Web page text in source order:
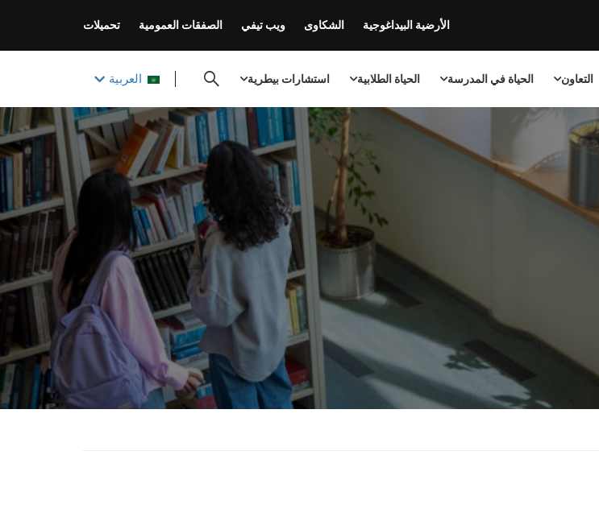
الأرضية البيداغوجية الشكاوى ويب تيفي الصفقات العمومية تحميلات
التعاون الحياة في المدرسة الحياة الطلابية استشارات بيطرية العربية